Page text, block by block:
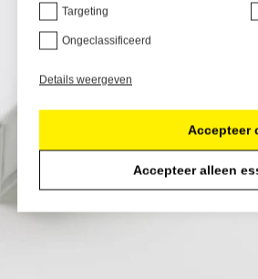
Targeting
Ongeclassificeerd
Details weergeven
Accepteer
Accepteer alleen